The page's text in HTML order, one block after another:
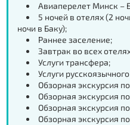
Авиаперелет Минск –
5 ночей в отелях (2
ночи в Баку);
Раннее заселение;
Завтрак во всех
Услуги трансфера;
Услуги
Обзорная экскурсия
Обзорная экскурсия
Обзорная экскурсия
Обзорная экскурсия